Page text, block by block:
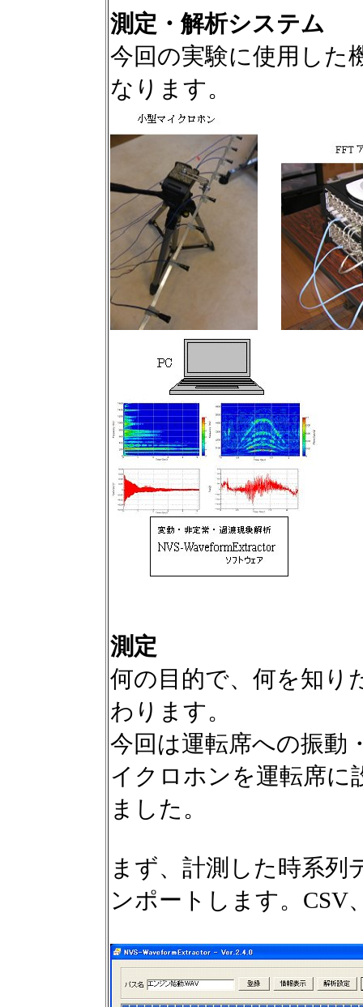
測定・解析システム
今回の実験に使用した
なります。
測定
何の目的で、何を知り
わります。
今回は運転席への振動
イクロホンを運転席に
ました。
まず、計測した時系列
ンポートします。CSV